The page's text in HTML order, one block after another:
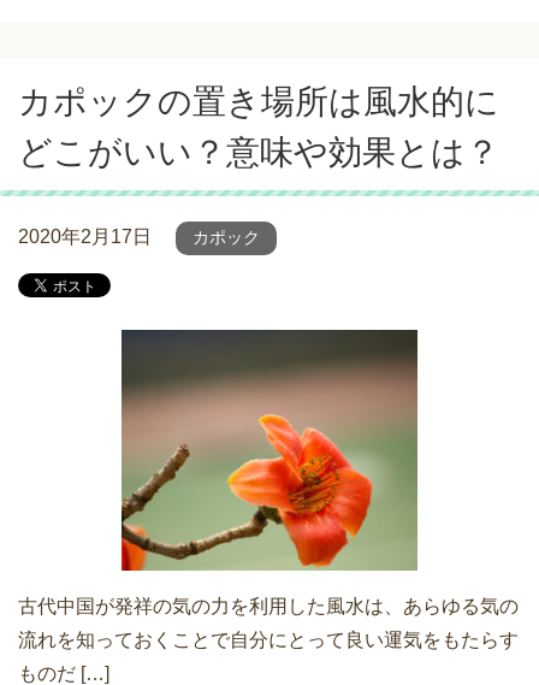
カポックの置き場所は風水的に
どこがいい？意味や効果とは？
2020年2月17日 カポック
古代中国が発祥の気の力を利用した風水は、あらゆる気の
流れを知っておくことで自分にとって良い運気をもたらす
ものだ […]